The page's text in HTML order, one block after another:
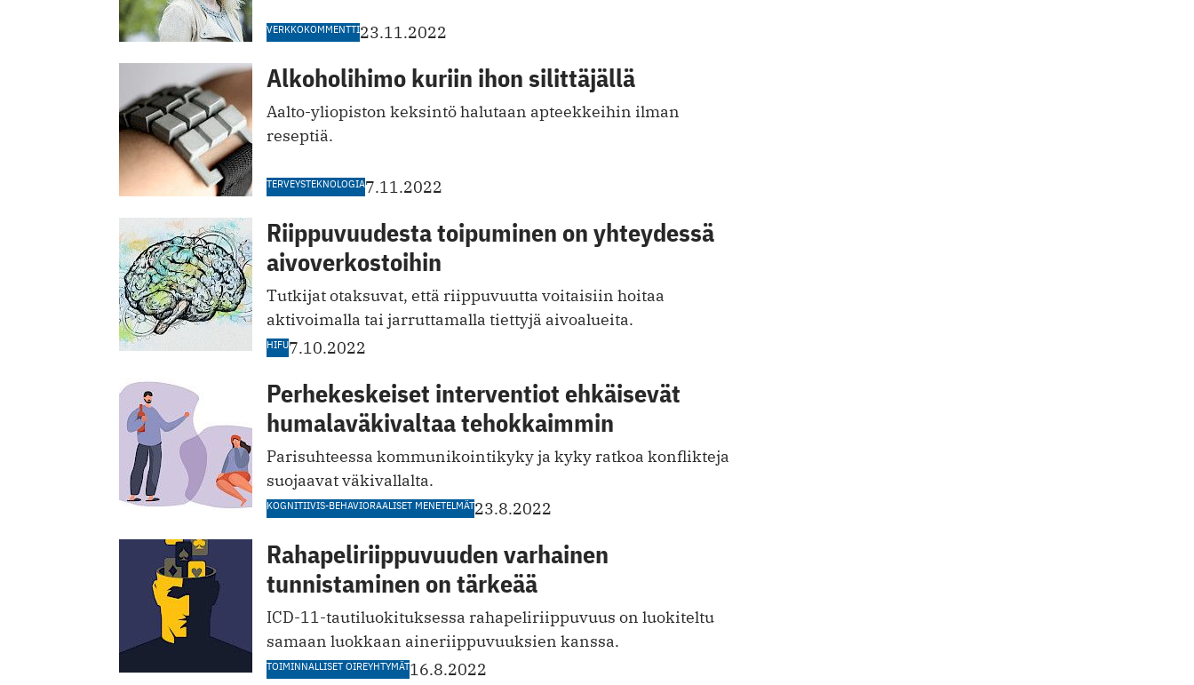
VERKKOKOMMENTTI23.11.2022
Alkoholihimo kuriin ihon silittäjällä
Aalto-yliopiston keksintö halutaan apteekkeihin ilman
reseptiä.
TERVEYSTEKNOLOGIA7.11.2022
Riippuvuudesta toipuminen on yhteydessä
aivoverkostoihin
Tutkijat otaksuvat, että riippuvuutta voitaisiin hoitaa
aktivoimalla tai jarruttamalla tiettyjä aivoalueita.
HIFU7.10.2022
Perhekeskeiset interventiot ehkäisevät
humalaväkivaltaa tehokkaimmin
Parisuhteessa kommunikointikyky ja kyky ratkoa konflikteja
suojaavat väkivallalta.
KOGNITIIVIS-BEHAVIORAALISET MENETELMÄT23.8.2022
Rahapeliriippuvuuden varhainen
tunnistaminen on tärkeää
ICD-11-tautiluokituksessa rahapeliriippuvuus on luokiteltu
samaan luokkaan aineriippuvuuksien kanssa.
TOIMINNALLISET OIREYHTYMÄT16.8.2022